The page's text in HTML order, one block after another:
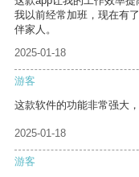
我以前经常加班，现在有
伴家人。
2025-01-18
游客
这款软件的功能非常强大
2025-01-18
游客